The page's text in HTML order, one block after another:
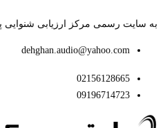
به سایت رسمی مرکز ارزیابی شنوایی
dehghan.audio@yahoo.com
02156128665
09196714723